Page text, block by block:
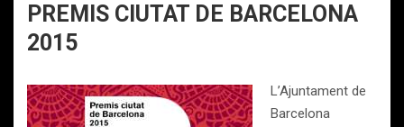
PREMIS CIUTAT DE BARCELONA
2015
L’Ajuntament de
Barcelona